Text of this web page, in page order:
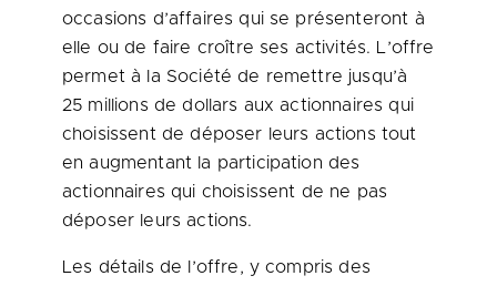
occasions d’affaires qui se présenteront à
elle ou de faire croître ses activités. L’offre
permet à la Société de remettre jusqu’à
25 millions de dollars aux actionnaires qui
choisissent de déposer leurs actions tout
en augmentant la participation des
actionnaires qui choisissent de ne pas
déposer leurs actions.
Les détails de l’offre, y compris des